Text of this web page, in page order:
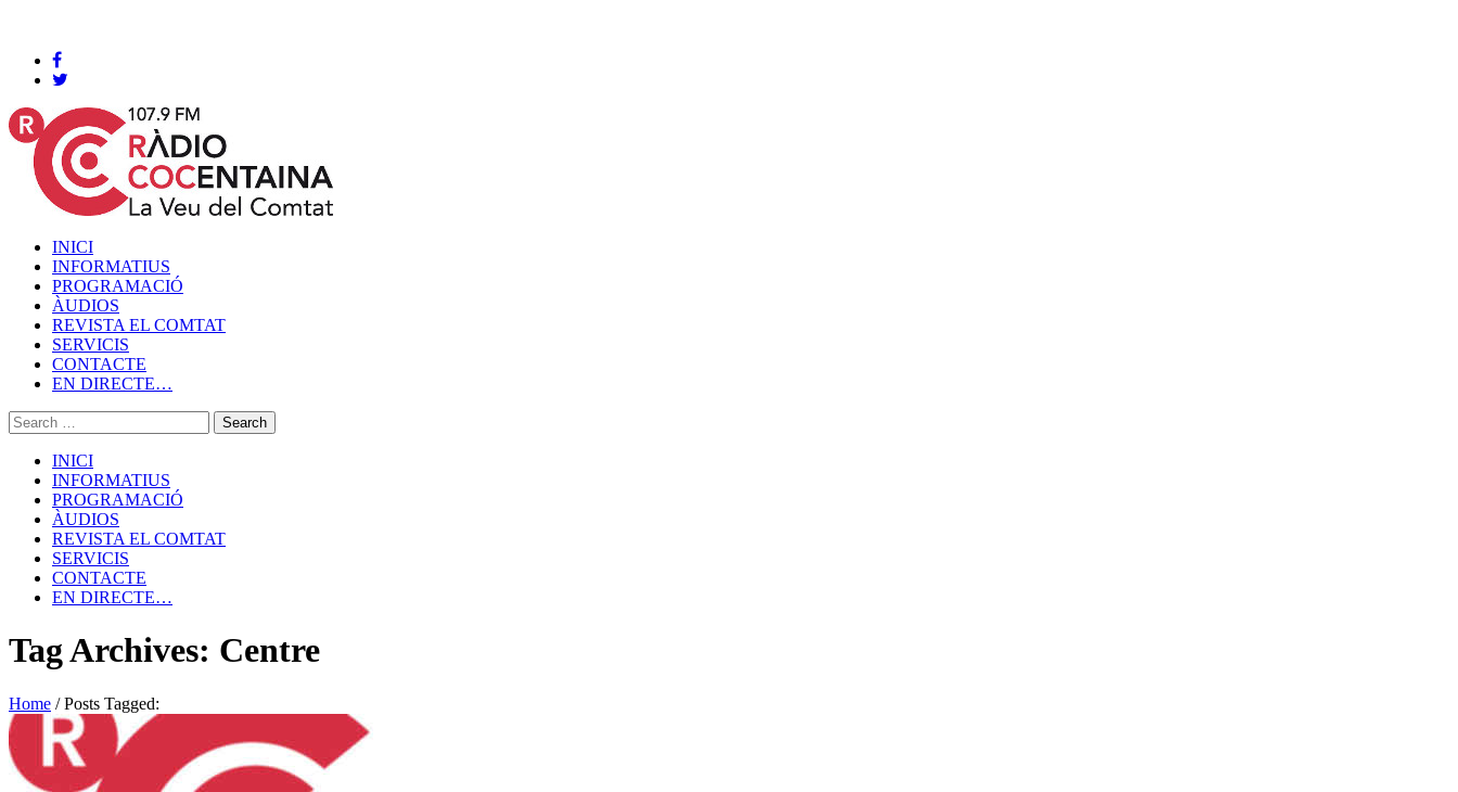
INICI
INFORMATIUS
PROGRAMACIÓ
ÀUDIOS
REVISTA EL COMTAT
SERVICIS
CONTACTE
EN DIRECTE…
INICI
INFORMATIUS
PROGRAMACIÓ
ÀUDIOS
REVISTA EL COMTAT
SERVICIS
CONTACTE
EN DIRECTE…
Tag Archives: Centre
Home /Posts Tagged: